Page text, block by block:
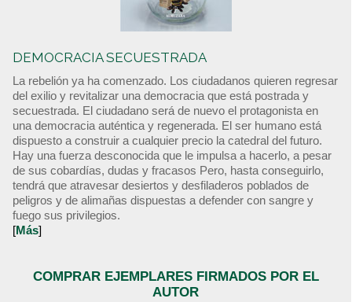
DEMOCRACIA SECUESTRADA
La rebelión ya ha comenzado. Los ciudadanos quieren regresar
del exilio y revitalizar una democracia que está postrada y
secuestrada. El ciudadano será de nuevo el protagonista en
una democracia auténtica y regenerada. El ser humano está
dispuesto a construir a cualquier precio la catedral del futuro.
Hay una fuerza desconocida que le impulsa a hacerlo, a pesar
de sus cobardías, dudas y fracasos Pero, hasta conseguirlo,
tendrá que atravesar desiertos y desfiladeros poblados de
peligros y de alimañas dispuestas a defender con sangre y
fuego sus privilegios.
[Más]
COMPRAR EJEMPLARES FIRMADOS POR EL
AUTOR